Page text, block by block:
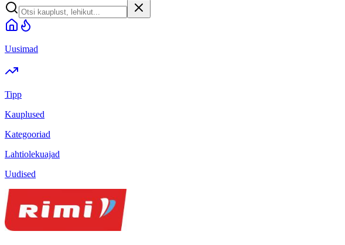
Uusimad
Tipp
Kauplused
Kategooriad
Lahtiolekuajad
Uudised